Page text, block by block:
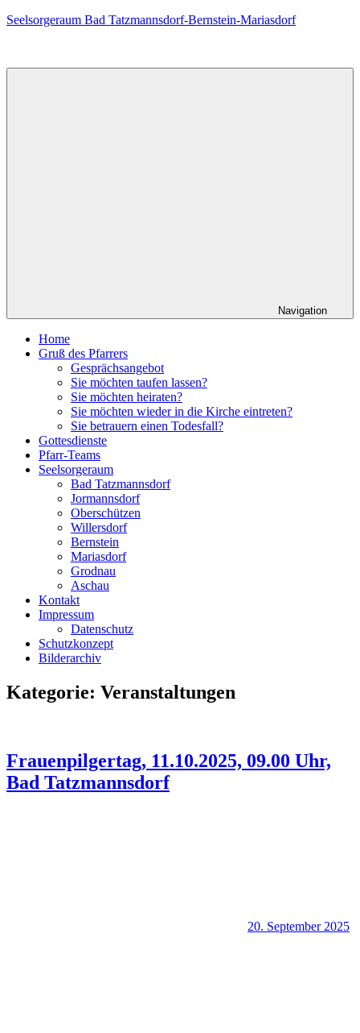
Zum
Seelsorgeraum Bad Tatzmannsdorf-Bernstein-Mariasdorf
Navigation
Home
Gruß des Pfarrers
Gesprächsangebot
Sie möchten taufen lassen?
Sie möchten heiraten?
Sie möchten wieder in die Kirche eintreten?
Sie betrauern einen Todesfall?
Gottesdienste
Pfarr-Teams
Seelsorgeraum
Bad Tatzmannsdorf
Jormannsdorf
Oberschützen
Willersdorf
Bernstein
Mariasdorf
Grodnau
Aschau
Kontakt
Impressum
Datenschutz
Schutzkonzept
Bilderarchiv
Kategorie: Veranstaltungen
Frauenpilgertag, 11.10.2025, 09.00 Uhr,
Bad Tatzmannsdorf
20. September 2025